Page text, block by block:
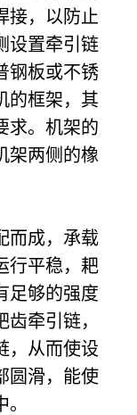
接，以防止
设置牵引链
钢板或不锈
的框架，其
求。机架的
架两侧的橡
而成，承载
行平稳，耙
足够的强度
牵引链，
，从而使设
圆滑，能使